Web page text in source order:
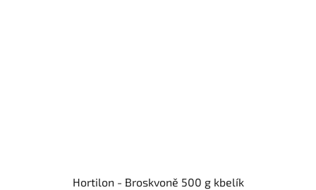
Hortilon - Broskvoně 500 g kbelík